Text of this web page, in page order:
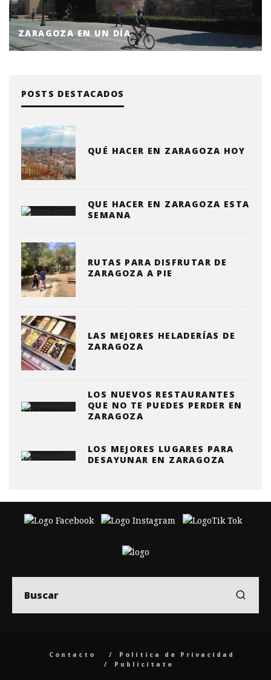
ZARAGOZA EN UN DÍA
POSTS DESTACADOS
QUÉ HACER EN ZARAGOZA HOY
QUE HACER EN ZARAGOZA ESTA
SEMANA
RUTAS PARA DISFRUTAR DE
ZARAGOZA A PIE
LAS MEJORES HELADERÍAS DE
ZARAGOZA
LOS NUEVOS RESTAURANTES
QUE NO TE PUEDES PERDER EN
ZARAGOZA
LOS MEJORES LUGARES PARA
DESAYUNAR EN ZARAGOZA
Contacto
Politica de Privacidad
Publicítate